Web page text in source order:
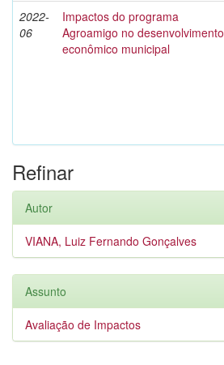
2022-
06
Impactos do programa
Agroamigo no desenvolvimento
econômico municipal
Refinar
Autor
VIANA, Luiz Fernando Gonçalves
Assunto
Avaliação de Impactos